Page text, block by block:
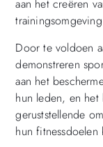
aan het creëren
Door te voldoen
demonstreren
aan het
hun leden, en
geruststellende
hun fitnessdoelen